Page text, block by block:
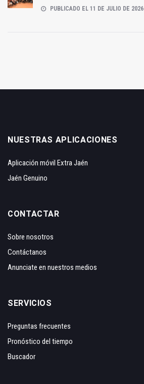
PUBLICADO EL 11 DE JULIO DE 2026
NUESTRAS APLICACIONES
Aplicación móvil Extra Jaén
Jaén Genuino
CONTACTAR
Sobre nosotros
Contáctanos
Anunciate en nuestros medios
SERVICIOS
Preguntas frecuentes
Pronóstico del tiempo
Buscador